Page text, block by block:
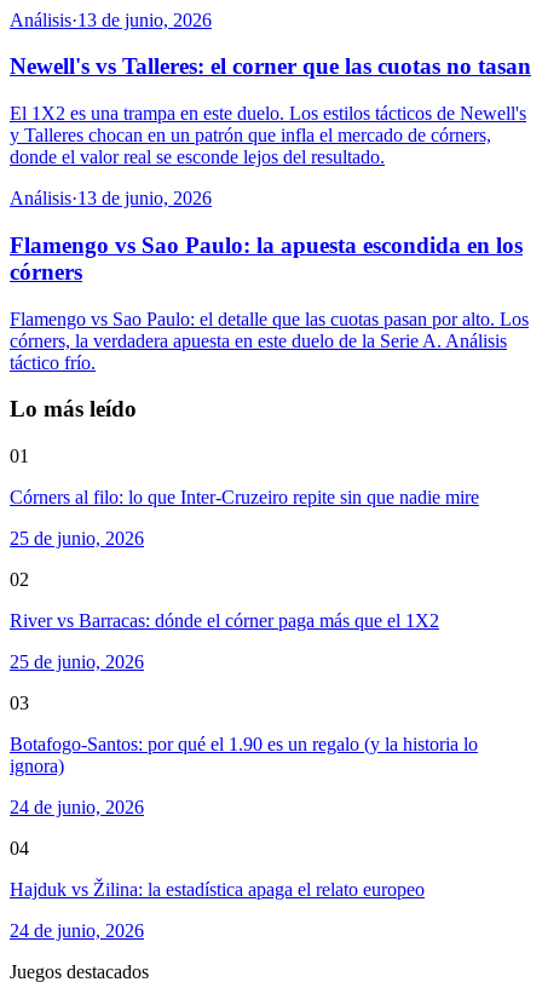
Análisis·13 de junio, 2026
Newell's vs Talleres: el corner que las cuotas no tasan
El 1X2 es una trampa en este duelo. Los estilos tácticos de Newell's
y Talleres chocan en un patrón que infla el mercado de córners,
donde el valor real se esconde lejos del resultado.
Análisis·13 de junio, 2026
Flamengo vs Sao Paulo: la apuesta escondida en los
córners
Flamengo vs Sao Paulo: el detalle que las cuotas pasan por alto. Los
córners, la verdadera apuesta en este duelo de la Serie A. Análisis
táctico frío.
Lo más leído
01
Córners al filo: lo que Inter-Cruzeiro repite sin que nadie mire
25 de junio, 2026
02
River vs Barracas: dónde el córner paga más que el 1X2
25 de junio, 2026
03
Botafogo-Santos: por qué el 1.90 es un regalo (y la historia lo
ignora)
24 de junio, 2026
04
Hajduk vs Žilina: la estadística apaga el relato europeo
24 de junio, 2026
Juegos destacados